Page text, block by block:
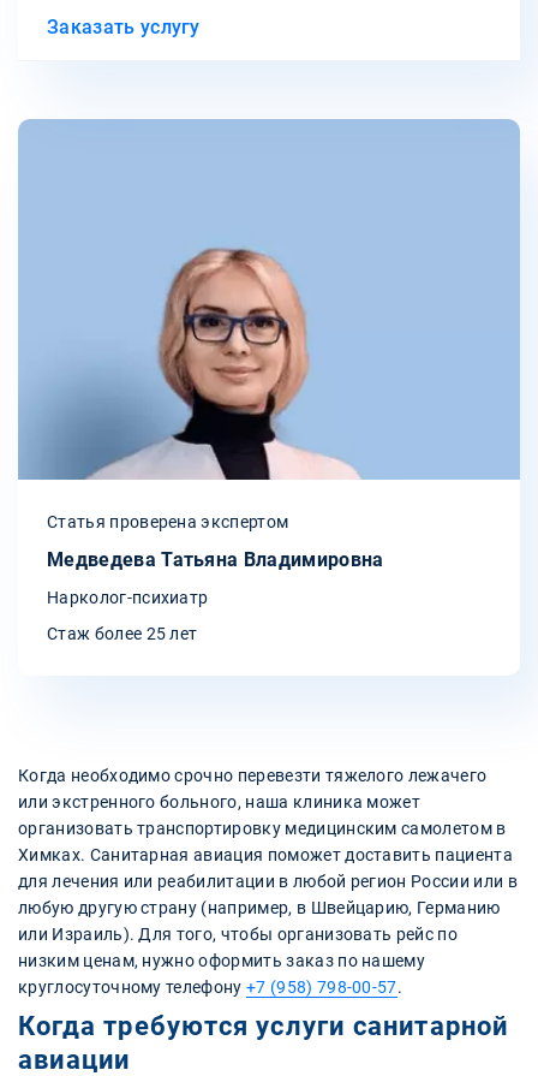
Заказать услугу
Статья проверена экспертом
Медведева Татьяна Владимировна
Нарколог-психиатр
Стаж более 25 лет
Когда необходимо срочно перевезти тяжелого лежачего
или экстренного больного, наша клиника может
организовать транспортировку медицинским самолетом в
Химках. Санитарная авиация поможет доставить пациента
для лечения или реабилитации в любой регион России или в
любую другую страну (например, в Швейцарию, Германию
или Израиль). Для того, чтобы организовать рейс по
низким ценам, нужно оформить заказ по нашему
круглосуточному телефону+7 (958) 798-00-57.
Когда требуются услуги санитарной
авиации